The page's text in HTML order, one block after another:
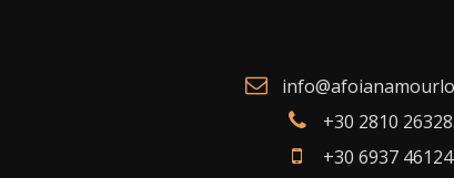
+30 2810
+30 6937